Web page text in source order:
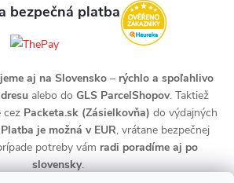
bezpečná platba
aj na Slovensko – rýchlo a spoľahlivo
alebo do GLS ParcelShopov. Taktiež
cez Packeta.sk (Zásielkovňa) do výdajných
Platba je možná v EUR, vrátane bezpečnej
potreby vám radi poradíme aj po
slovensky.